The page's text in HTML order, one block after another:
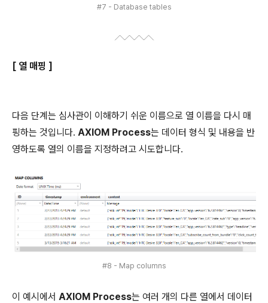
#7 - Database tables
[ 열 매핑 ]
다음 단계는 심사관이 이해하기 쉬운 이름으로 열 이름을 다시 매
핑하는 것입니다. AXIOM Process는 데이터 형식 및 내용을 반
영하도록 열의 이름을 지정하려고 시도합니다.
#8 - Map columns
이 예시에서 AXIOM Process는 여러 개의 다른 열에서 데이터